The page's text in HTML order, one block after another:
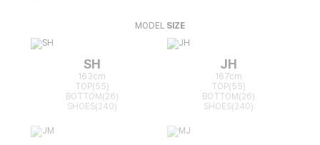
MODEL SIZE
SH
163cm
TOP(55)
BOTTOM(26)
SHOES(240)
JH
167cm
TOP(55)
BOTTOM(26)
SHOES(240)